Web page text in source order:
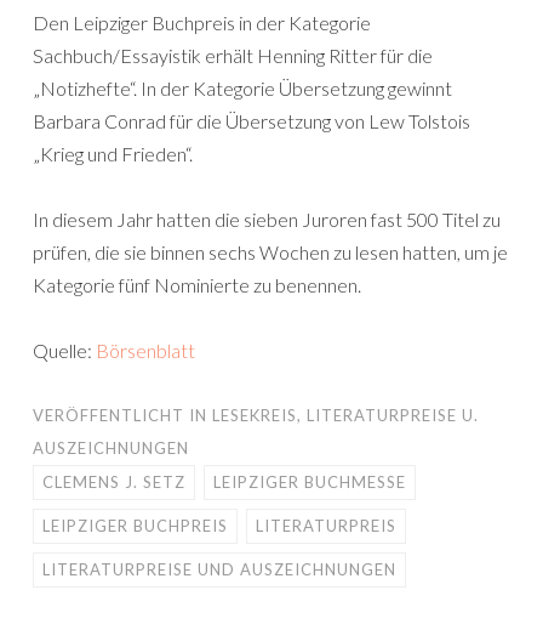
Den Leipziger Buchpreis in der Kategorie
Sachbuch/Essayistik erhält Henning Ritter für die
„Notizhefte“. In der Kategorie Übersetzung gewinnt
Barbara Conrad für die Übersetzung von Lew Tolstois
„Krieg und Frieden“.
In diesem Jahr hatten die sieben Juroren fast 500 Titel zu
prüfen, die sie binnen sechs Wochen zu lesen hatten, um je
Kategorie fünf Nominierte zu benennen.
Quelle: Börsenblatt
VERÖFFENTLICHT IN LESEKREIS, LITERATURPREISE U.
AUSZEICHNUNGEN
CLEMENS J. SETZ
LEIPZIGER BUCHMESSE
LEIPZIGER BUCHPREIS LITERATURPREIS
LITERATURPREISE UND AUSZEICHNUNGEN